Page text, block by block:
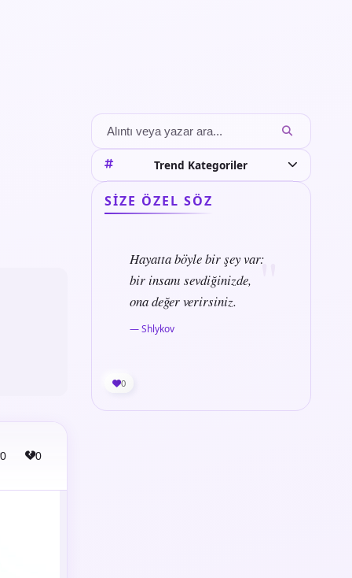
0 0
Trend Kategoriler
SIZE ÖZEL SÖZ
Hayatta böyle bir şey var:
bir insanı sevdiğinizde,
ona değer verirsiniz.
— Shlykov
0